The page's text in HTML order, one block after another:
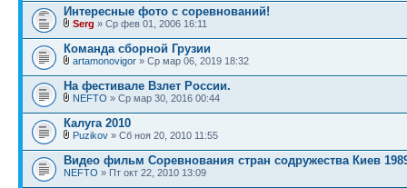
Интересные фото с соревнований!
Serg » Ср фев 01, 2006 16:11
Команда сборной Грузии
artamonovigor » Ср мар 06, 2019 18:32
На фестивале Взлет России.
NEFTO » Ср мар 30, 2016 00:44
Калуга 2010
Puzikov » Сб ноя 20, 2010 11:55
Видео фильм Соревнования стран содружества Киев
NEFTO » Пт окт 22, 2010 13:09